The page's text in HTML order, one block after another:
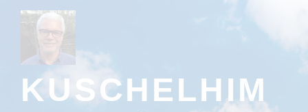
Zum
Inhalt
springen
KUSCHELHIM